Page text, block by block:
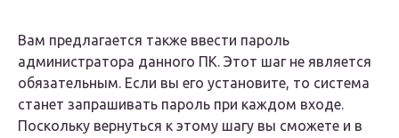
Вам предлагается также ввести пароль
администратора данного ПК. Этот шаг не является
обязательным. Если вы его установите, то система
станет запрашивать пароль при каждом входе.
Поскольку вернуться к этому шагу вы сможете и в